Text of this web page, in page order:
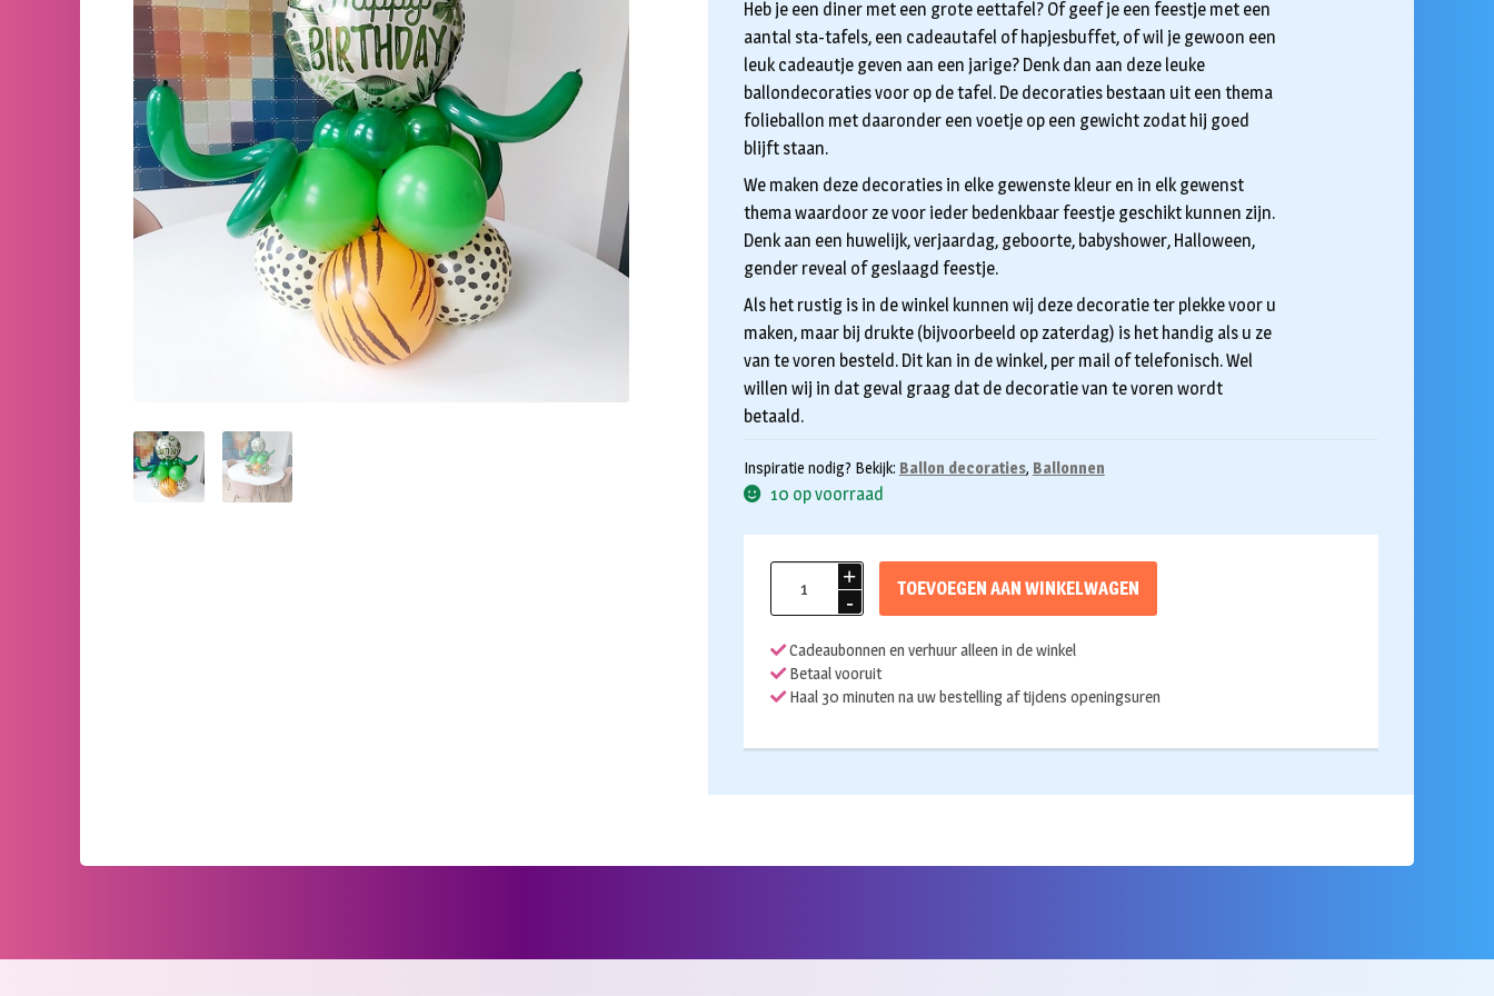
Heb je een diner met een grote eettafel? Of geef je een feestje met een
aantal sta-tafels, een cadeautafel of hapjesbuffet, of wil je gewoon een
leuk cadeautje geven aan een jarige? Denk dan aan deze leuke
ballondecoraties voor op de tafel. De decoraties bestaan uit een thema
folieballon met daaronder een voetje op een gewicht zodat hij goed
blijft staan.
We maken deze decoraties in elke gewenste kleur en in elk gewenst
thema waardoor ze voor ieder bedenkbaar feestje geschikt kunnen zijn.
Denk aan een huwelijk, verjaardag, geboorte, babyshower, Halloween,
gender reveal of geslaagd feestje.
Als het rustig is in de winkel kunnen wij deze decoratie ter plekke voor u
maken, maar bij drukte (bijvoorbeeld op zaterdag) is het handig als u ze
van te voren besteld. Dit kan in de winkel, per mail of telefonisch. Wel
willen wij in dat geval graag dat de decoratie van te voren wordt
betaald.
Inspiratie nodig? Bekijk: Ballon decoraties, Ballonnen
10 op voorraad
Tafeldecoratie
ballonnen
met
folieballon
TOEVOEGEN AAN WINKELWAGEN
Cadeaubonnen en verhuur alleen in de winkel
Betaal vooruit
Haal 30 minuten na uw bestelling af tijdens openingsuren